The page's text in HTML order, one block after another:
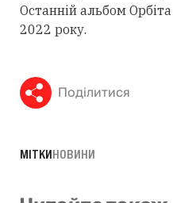
Останній альбом
2022 року.
Поділитися
МІТКИНОВИНИ